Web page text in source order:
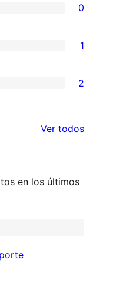
0
1
2
Ver todoslos
en los últimos